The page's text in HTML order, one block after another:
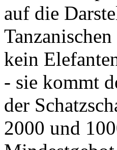
auf die
kein
- sie kommt
der
2000 und